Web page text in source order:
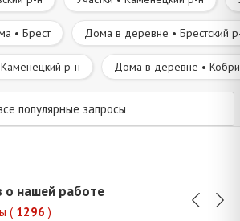
• Брест Дома в деревне • Брестский
р-н Дома в деревне •
популярные запросы
о нашей работе
( 1296 )